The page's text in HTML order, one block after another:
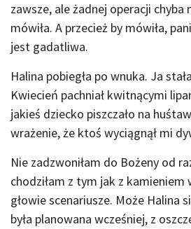
zawsze, ale żadnej operacji chyba
mówiła. A przecież by mówiła,
jest gadatliwa.
Halina pobiegła po wnuka. Ja
Kwiecień pachniał kwitnącymi
jakieś dziecko piszczało na
wrażenie, że ktoś wyciągnął mi
Nie zadzwoniłam do Bożeny od
chodziłam z tym jak z kamieniem
głowie scenariusze. Może Halina
była planowana wcześniej, z